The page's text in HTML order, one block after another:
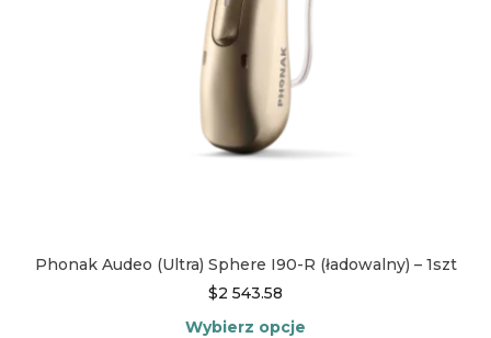
Phonak Audeo (Ultra) Sphere I90-R (ładowalny) – 1szt
$2 543.58
Wybierz opcje